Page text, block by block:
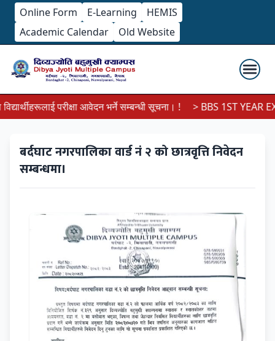
Online Form E-Learning
HEMIS
Academic Calendar
Old Website
परीक्षा आवेदन भर्ने सम्बन्धी सूचना। ! > BBS 1ST YEAR
बर्दघाट नगरपालिका वार्ड नं २ को छात्रवृत्ति निवेदन
सम्बन्धमा।